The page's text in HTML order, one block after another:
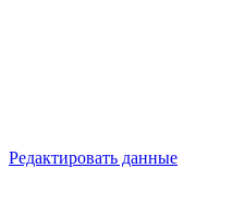
Редактировать данные